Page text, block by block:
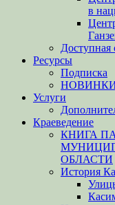
в
Доступная
Ресурсы
Подписка
Услуги
Краеведение
КНИГА
ОБЛАСТИ
История